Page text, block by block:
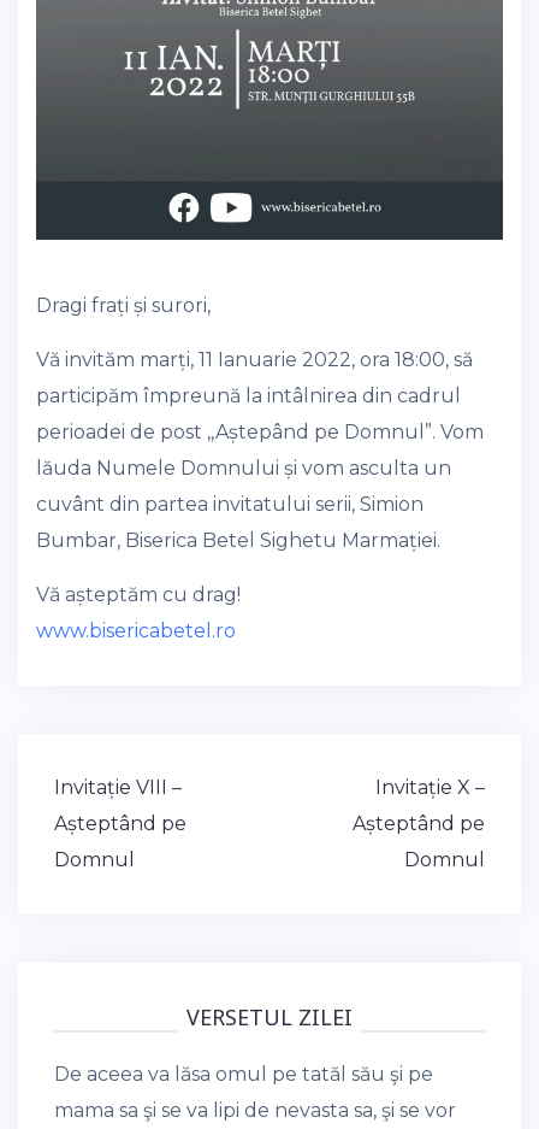
Dragi frați și surori,
Vă invităm marți, 11 Ianuarie 2022, ora 18:00, să
participăm împreună la intâlnirea din cadrul
perioadei de post ,,Aștepând pe Domnul”. Vom
lăuda Numele Domnului și vom asculta un
cuvânt din partea invitatului serii, Simion
Bumbar, Biserica Betel Sighetu Marmației.
Vă așteptăm cu drag!
www.bisericabetel.ro
Post
navigation
Invitație VIII –
Așteptând pe
Domnul
Invitație X –
Așteptând pe
Domnul
VERSETUL ZILEI
De aceea va lăsa omul pe tatăl său şi pe
mama sa şi se va lipi de nevasta sa, şi se vor